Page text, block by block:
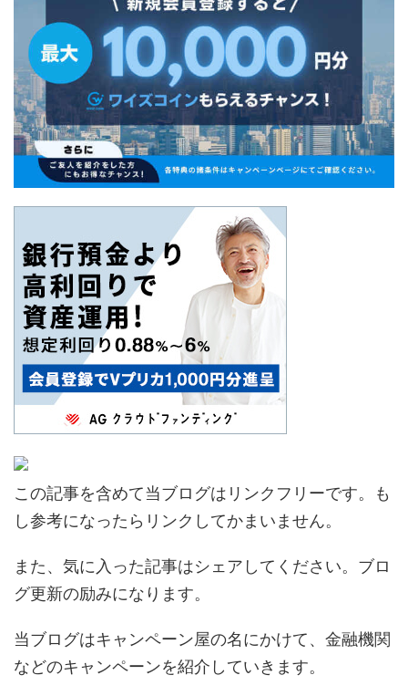
この記事を含めて当ブログはリンクフリーです。も
し参考になったらリンクしてかまいません。
また、気に入った記事はシェアしてください。ブロ
グ更新の励みになります。
当ブログはキャンペーン屋の名にかけて、金融機関
などのキャンペーンを紹介していきます。